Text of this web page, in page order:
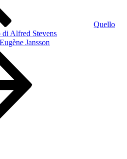
Quello
di Alfred Stevens
Jansson